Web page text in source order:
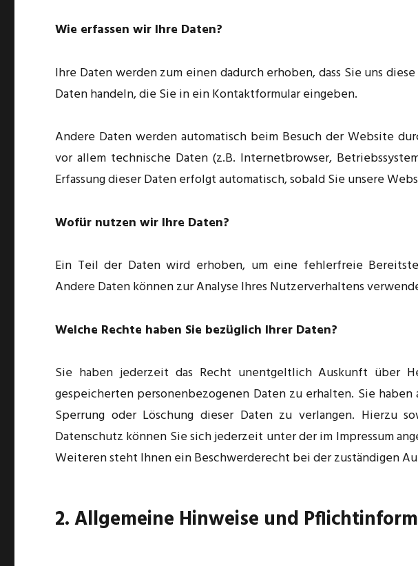
Wie erfassen wir Ihre Daten?
Ihre Daten werden zum einen dadurch erhoben, dass Sie uns
Daten handeln, die Sie in ein Kontaktformular eingeben.
Andere Daten werden automatisch beim Besuch der Website
vor allem technische Daten (z.B. Internetbrowser,
Erfassung dieser Daten erfolgt automatisch, sobald Sie unsere
Wofür nutzen wir Ihre Daten?
Ein Teil der Daten wird erhoben, um eine fehlerfreie
Andere Daten können zur Analyse Ihres Nutzerverhaltens
Welche Rechte haben Sie bezüglich Ihrer Daten?
Sie haben jederzeit das Recht unentgeltlich Auskunft über
gespeicherten personenbezogenen Daten zu erhalten. Sie
Sperrung oder Löschung dieser Daten zu verlangen. Hierzu
Datenschutz können Sie sich jederzeit unter der im Impressum
Weiteren steht Ihnen ein Beschwerderecht bei der zuständigen
2. Allgemeine Hinweise und